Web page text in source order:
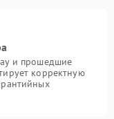
и прошедшие
корректную